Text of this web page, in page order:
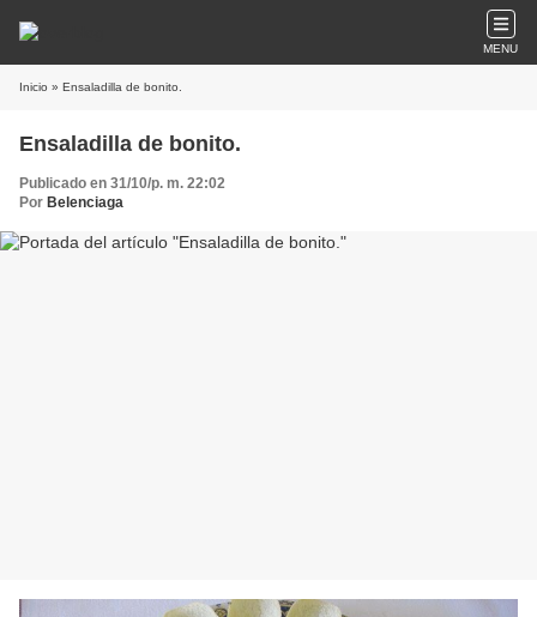
MENU
Inicio » Ensaladilla de bonito.
Ensaladilla de bonito.
Publicado en 31/10/p. m. 22:02
Por Belenciaga